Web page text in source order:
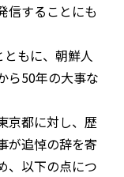
信することにも
もに、朝鮮人
ら50年の大事な
京都に対し、歴
が追悼の辞を寄
、以下の点につ